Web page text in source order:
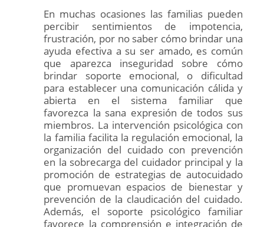
En muchas ocasiones las familias pueden
percibir sentimientos de impotencia,
frustración, por no saber cómo brindar una
ayuda efectiva a su ser amado, es común
que aparezca inseguridad sobre cómo
brindar soporte emocional, o dificultad
para establecer una comunicación cálida y
abierta en el sistema familiar que
favorezca la sana expresión de todos sus
miembros. La intervención psicológica con
la familia facilita la regulación emocional, la
organización del cuidado con prevención
en la sobrecarga del cuidador principal y la
promoción de estrategias de autocuidado
que promuevan espacios de bienestar y
prevención de la claudicación del cuidado.
Además, el soporte psicológico familiar
favorece la comprensión e integración de